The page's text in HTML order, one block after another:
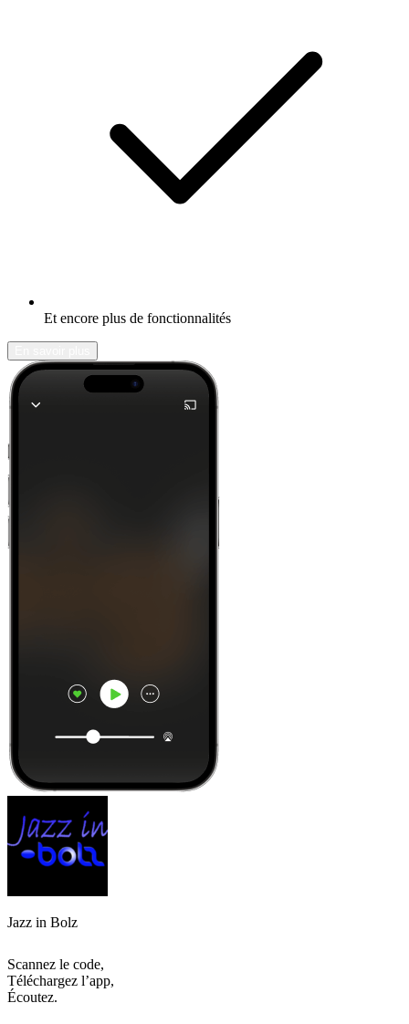
Et encore plus de fonctionnalités
Jazz in Bolz
Scannez le code,
Téléchargez l’app,
Écoutez.